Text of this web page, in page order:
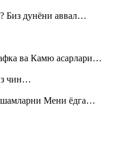
Биз дунёни аввал…
ва Камю асарлари…
чин…
шамларни Мени ёдга…